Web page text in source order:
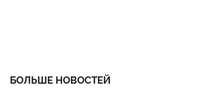
БОЛЬШЕ НОВОСТЕЙ